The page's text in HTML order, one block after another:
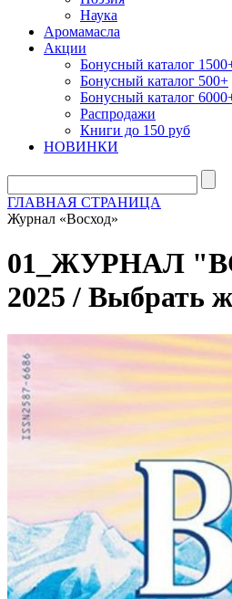
Наука
Аромамасла
Акции
Бонусный каталог
Бонусный каталог 500+
Бонусный каталог
Распродажи
Книги до 150 руб
НОВИНКИ
ГЛАВНАЯ СТРАНИЦА
Журнал «Восход»
01_ЖУРНАЛ
2025 / Выбрать